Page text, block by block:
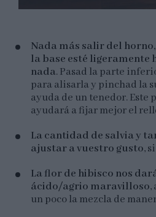
Nada más salir del
la base esté ligeramente
nada. Pasad la parte
para alisarla y pinchad la
ayuda de un tenedor. Este
ayudará a fijar mejor el
La cantidad de salvia y
ajustar a vuestro gusto,
La flor de hibisco nos
ácido/agrio maravilloso,
un poco la mezcla de